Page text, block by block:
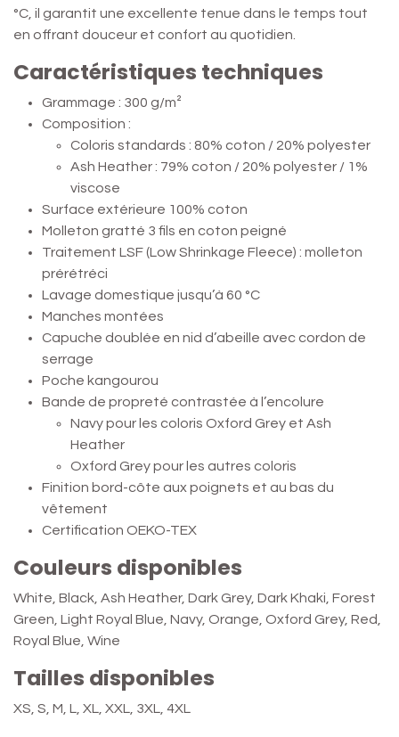
°C, il garantit une excellente tenue dans le temps tout
en offrant douceur et confort au quotidien.
Caractéristiques techniques
Grammage : 300 g/m²
Composition :
Coloris standards : 80% coton / 20% polyester
Ash Heather : 79% coton / 20% polyester / 1%
viscose
Surface extérieure 100% coton
Molleton gratté 3 fils en coton peigné
Traitement LSF (Low Shrinkage Fleece) : molleton
prérétréci
Lavage domestique jusqu’à 60 °C
Manches montées
Capuche doublée en nid d’abeille avec cordon de
serrage
Poche kangourou
Bande de propreté contrastée à l’encolure
Navy pour les coloris Oxford Grey et Ash
Heather
Oxford Grey pour les autres coloris
Finition bord-côte aux poignets et au bas du
vêtement
Certification OEKO-TEX
Couleurs disponibles
White, Black, Ash Heather, Dark Grey, Dark Khaki, Forest
Green, Light Royal Blue, Navy, Orange, Oxford Grey, Red,
Royal Blue, Wine
Tailles disponibles
XS, S, M, L, XL, XXL, 3XL, 4XL